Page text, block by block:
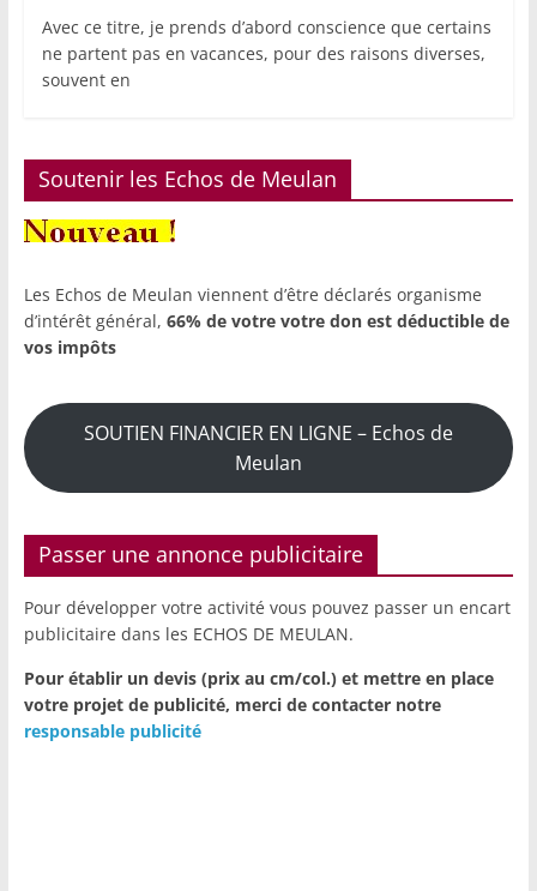
Avec ce titre, je prends d’abord conscience que certains
ne partent pas en vacances, pour des raisons diverses,
souvent en
Soutenir les Echos de Meulan
Les Echos de Meulan viennent d’être déclarés organisme
d’intérêt général, 66% de votre votre don est déductible de
vos impôts
SOUTIEN FINANCIER EN LIGNE – Echos de
Meulan
Passer une annonce publicitaire
Pour développer votre activité vous pouvez passer un encart
publicitaire dans les ECHOS DE MEULAN.
Pour établir un devis (prix au cm/col.) et mettre en place
votre projet de publicité, merci de contacter notre
responsable publicité